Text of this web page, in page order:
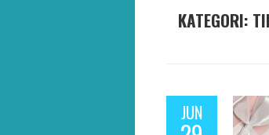
KATEGORI:
JUN